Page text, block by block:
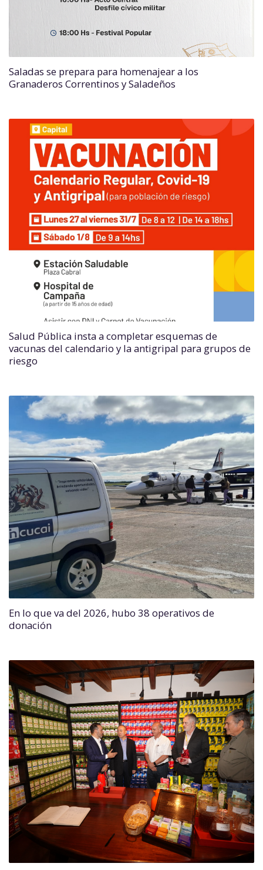
Saladas se prepara para homenajear a los
Granaderos Correntinos y Saladeños
Salud Pública insta a completar esquemas de
vacunas del calendario y la antigripal para grupos de
riesgo
En lo que va del 2026, hubo 38 operativos de
donación